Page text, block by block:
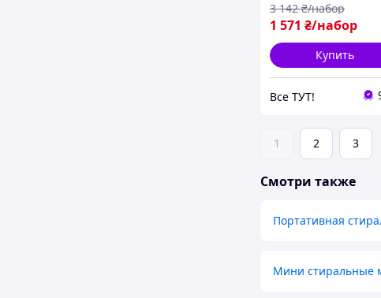
1 571 ₴/набор
3 142 ₴/набор
Купить
Все ТУТ!
1 2 3
Смотри также
Портативная
Мини стиральные